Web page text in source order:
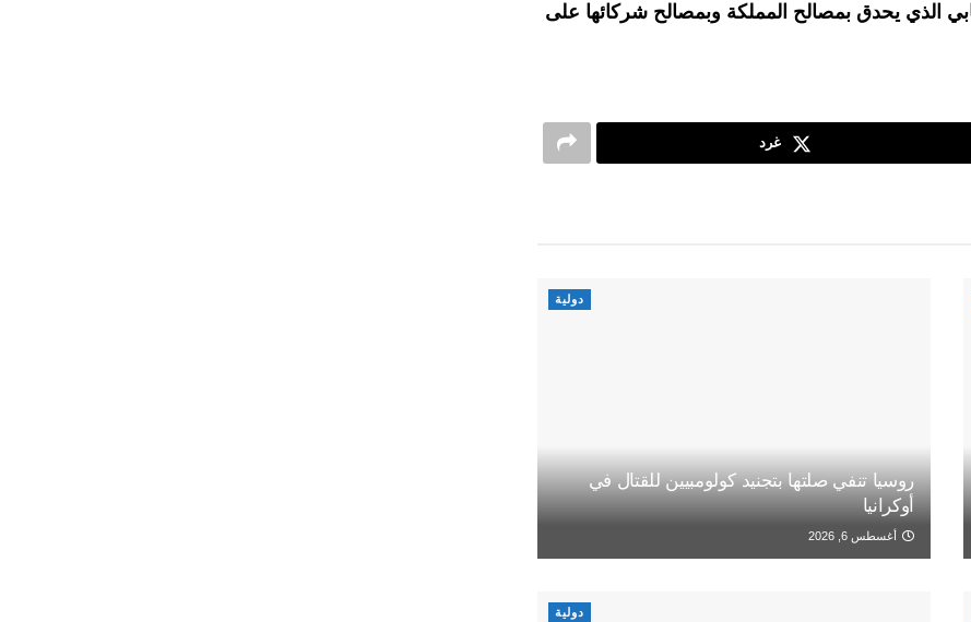
الذي يحدق بمصالح المملكة وبمصالح شركائها على
غرد
دولية
روسيا تنفي صلتها بتجنيد كولومبيين للقتال في
أوكرانيا
أغسطس 6, 2026
دولية